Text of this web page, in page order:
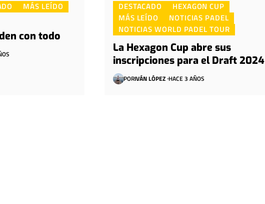
MÁS LEÍDO
con todo
DESTACADO
HEXAGON CUP
MÁS LEÍDO
NOTICIAS PADEL
NOTICIAS WORLD PADEL TOUR
La Hexagon Cup abre sus
inscripciones para el Draft 2024
PORIVÁN LÓPEZ HACE 3 AÑOS